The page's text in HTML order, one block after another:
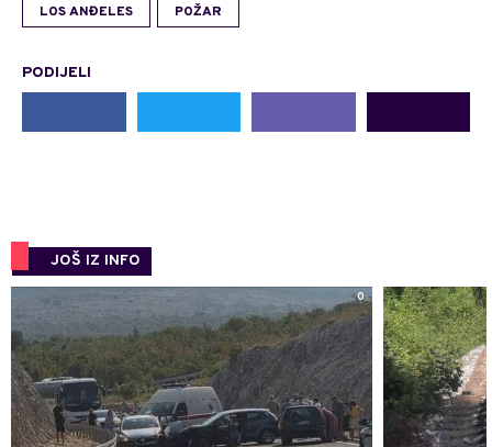
LOS ANĐELES POŽAR
PODIJELI
JOŠ IZ INFO
0